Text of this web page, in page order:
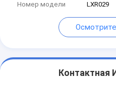
Номер модели
LXR029
Контактная